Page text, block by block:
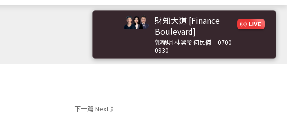
財知大道 [Finance
Boulevard]
郭艷明 林潔瑩 何民傑
0700 -
0930
下一篇 Next 》